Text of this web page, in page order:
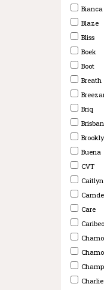
Bianca
Blaze
Bliss
Boek
Boot
Breath
Briq
Buena
CVT
Caitlyn
Care
Caribeo
Champ
Charlie